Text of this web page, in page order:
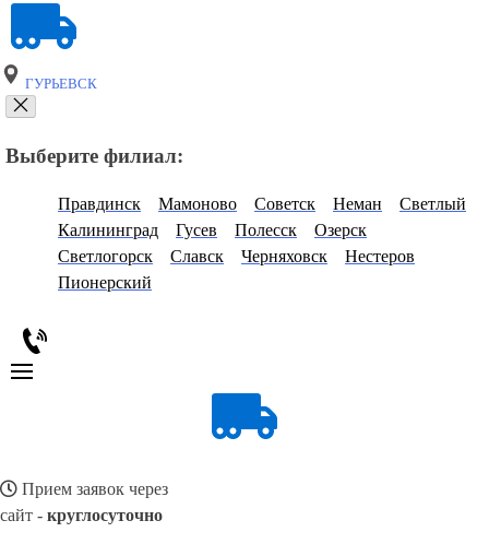
ГУРЬЕВСК
Выберите филиал:
Правдинск Мамоново Советск Неман
Светлый
Калининград
Гусев Полесск
Озерск
Светлогорск
Славск Черняховск
Нестеров
Пионерский
Прием заявок через
сайт - круглосуточно